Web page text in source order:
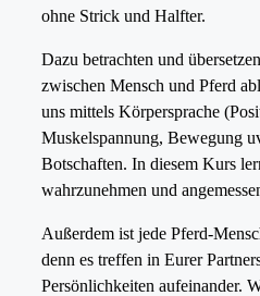
ohne Strick und Halfter.
Dazu betrachten und
zwischen Mensch und Pferd
uns mittels Körpersprache
Muskelspannung, Bewegung
Botschaften. In diesem Kurs
wahrzunehmen und
Außerdem ist jede Pferd-
denn es treffen in Eurer
Persönlichkeiten aufeinander.